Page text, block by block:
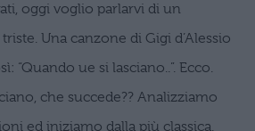
oggi voglio parlarvi di un
Una canzone di Gigi d’Alessio
“Quando ue si lasciano..”. Ecco.
che succede?? Analizziamo
ed iniziamo dalla più classica.